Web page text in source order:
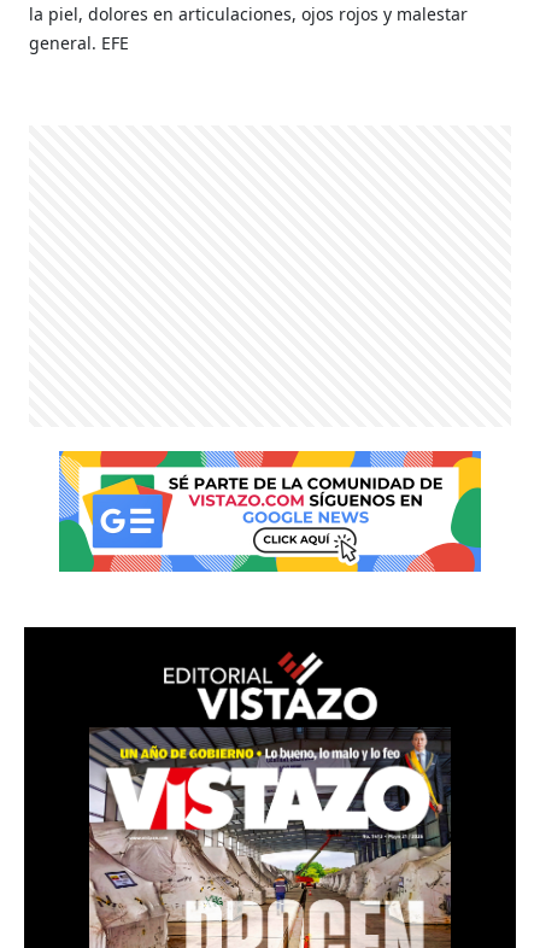
la piel, dolores en articulaciones, ojos rojos y malestar
general. EFE